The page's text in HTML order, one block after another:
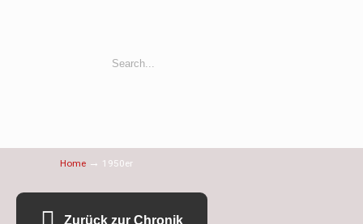
Home → 1950er
Zurück zur Chronik